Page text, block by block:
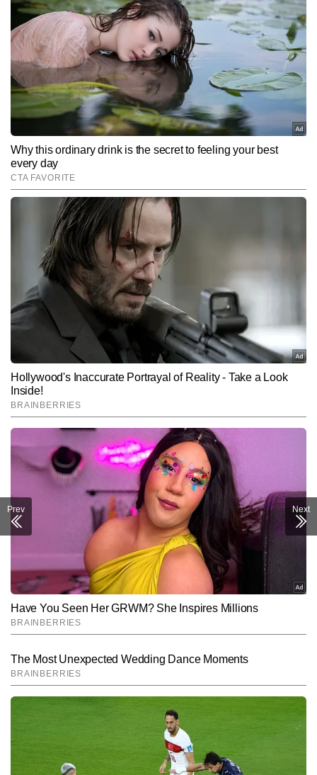
रामानुज सिंह पत्रकारिता में दो दशकों का व्यापक और समृद्ध अनुभव रखते हैं।
उन्होंने टीवी और डिजिटल—दोनों ही प्लेटफॉर्म्स पर काम करते हुए बिजनेस, पर्सनल
फाइनेंस, शेयर बाजार, इनकम टैक्स, बैंकिंग, बुलियन और कमोडिटी मार्केट जैसे
विषयों पर गहरी विशेषज्ञता विकसित की है। जर्नलिज्म में एमए की डिग्री और वर्षों के
अनुभव से विकसित विश्लेषणात्मक दृष्टिकोण के साथ, रामानुज जटिल वित्तीय विषयों
को सरल, विश्वसनीय और प्रभावी तरीके से पाठकों तक पहुंचाने के लिए जाने जाते
हैं। अब तक वे 22,000 से अधिक स्टोरीज लिख चुके हैं।
और पढ़ें
Follow Us:
Subscribe to our daily Newsletter!
Prev Next